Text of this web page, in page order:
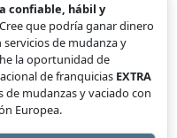
confiable, hábil y
que podría ganar dinero
de mudanza y
la oportunidad de
de franquicias EXTRA
de mudanzas y vaciado con
Europea.